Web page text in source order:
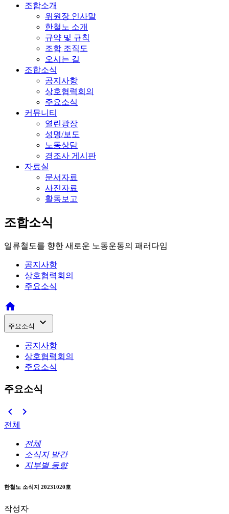
조합소개
위원장 인사말
한철노 소개
규약 및 규칙
조합 조직도
오시는 길
조합소식
공지사항
상호협력회의
주요소식
커뮤니티
열린광장
성명/보도
노동상담
경조사 게시판
자료실
문서자료
사진자료
활동보고
조합소식
일류철도를 향한 새로운 노동운동의 패러다임
공지사항
상호협력회의
주요소식

주요소식 
공지사항
상호협력회의
주요소식
주요소식
 
전체
전체
소식지 발간
지부별 동향
한철노 소식지 20231020호
작성자